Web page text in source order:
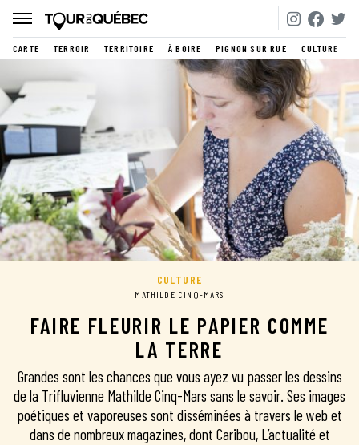
CARTE TERROIR TERRITOIRE À BOIRE PIGNON SUR RUE CULTURE
CULTURE
MATHILDE CINQ-MARS
FAIRE FLEURIR LE PAPIER COMME
LA TERRE
Grandes sont les chances que vous ayez vu passer les dessins
de la Trifluvienne Mathilde Cinq-Mars sans le savoir. Ses images
poétiques et vaporeuses sont disséminées à travers le web et
dans de nombreux magazines, dont Caribou, L’actualité et